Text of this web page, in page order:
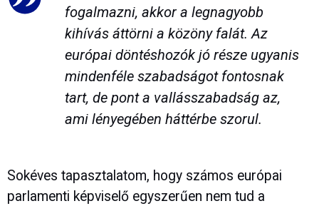
fogalmazni, akkor a legnagyobb
kihívás áttörni a közöny falát. Az
európai döntéshozók jó része ugyanis
mindenféle szabadságot fontosnak
tart, de pont a vallásszabadság az,
ami lényegében háttérbe szorul.
Sokéves tapasztalatom, hogy számos európai
parlamenti képviselő egyszerűen nem tud a